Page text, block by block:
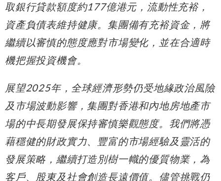
取銀行貸款額度約177億港元，流動性充裕，
資產負債表維持健康。集團備有充裕資金，將
繼續以審慎的態度應對市場變化，並在合適時
機把握投資機會。
展望2025年，全球經濟形勢仍受地緣政治風險
及市場波動影響，集團對香港和內地房地產市
場的中長期發展保持審慎樂觀態度。我們將憑
藉穩健的財政實力、豐富的市場經驗及靈活的
發展策略，繼續打造別樹一幟的優質物業，為
客戶、股東及社會創造長遠價值。儘管挑戰仍